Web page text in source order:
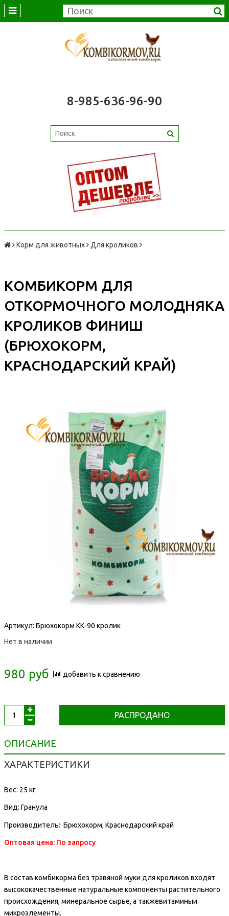
8-985-636-96-90
Корм для животных Для кроликов
КOМБИКОРМ ДЛЯ
ОТКОРМОЧНОГО МОЛОДНЯКА
КРОЛИКОВ ФИНИШ
(БРЮХОКОРМ,
КРАСНОДАРСКИЙ КРАЙ)
Артикул: Брюхокорм КК-90 кролик
Нет в наличии
980 руб добавить к сравнению
РАСПРОДАНО
ОПИСАНИЕ
ХАРАКТЕРИСТИКИ
Вес: 25 кг
Вид: Гранула
Производитель: Брюхокорм, Краснодарский край
Оптовая цена: По запросу
В состав комбикорма без травяной муки для кроликов входят
высококачественные натуральные компоненты растительного
происхождения, минеральное сырье, а такжевитаминыи
микроэлементы.